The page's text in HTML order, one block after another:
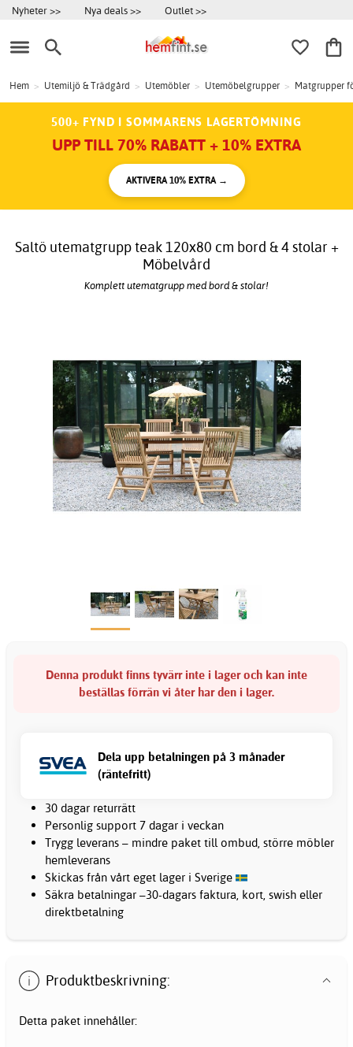
Nyheter >> Nya deals >> Outlet >>
Hem > Utemiljö & Trädgård > Utemöbler > Utemöbelgrupper > Matgrupper
500+ FYND I SOMMARENS LAGERTÖMNING
UPP TILL 70% RABATT + 10% EXTRA
AKTIVERA 10% EXTRA →
Saltö utematgrupp teak 120x80 cm bord & 4 stolar +
Möbelvård
Komplett utematgrupp med bord & stolar!
Denna produkt finns tyvärr inte i lager och kan inte
beställas förrän vi åter har den i lager.
Dela upp betalningen på 3 månader
(räntefritt)
30 dagar returrätt
Personlig support 7 dagar i veckan
Trygg leverans – mindre paket till ombud, större möbler
hemleverans
Skickas från vårt eget lager i Sverige
Säkra betalningar –30-dagars faktura, kort, swish eller
direktbetalning
Produktbeskrivning:
Detta paket innehåller: